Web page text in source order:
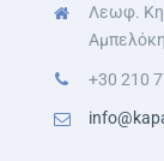
Λεωφ.
+30 210